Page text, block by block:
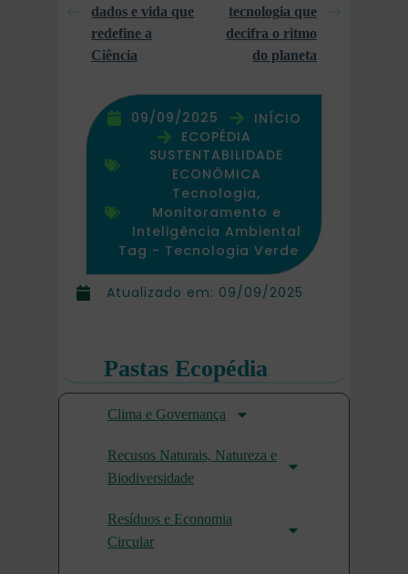
Atualizado em: 09/09/2025
dados e vida que
redefine a
Ciência
tecnologia que
decifra o ritmo
do planeta
09/09/2025
INÍCIO
ECOPÉDIA
SUSTENTABILIDADE
ECONÔMICA
Tecnologia,
Monitoramento e
Inteligência Ambiental
Tag - Tecnologia Verde
Pastas Ecopédia
Clima e Governança
Recusos Naturais, Natureza e
Biodiversidade
Resíduos e Economia
Circular